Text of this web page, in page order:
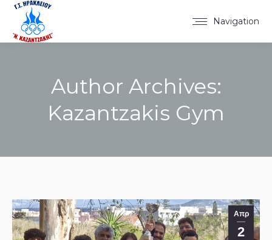
Navigation
Author Archives:
Kazantzakis Gym
Απρ
2